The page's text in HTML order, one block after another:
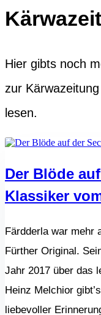
Hier gibts noch
zur
lesen.
Der Blöde
Klassiker
Färdderla war mehr
Fürther Original.
Jahr 2017 über das
Heinz Melchior
liebevoller